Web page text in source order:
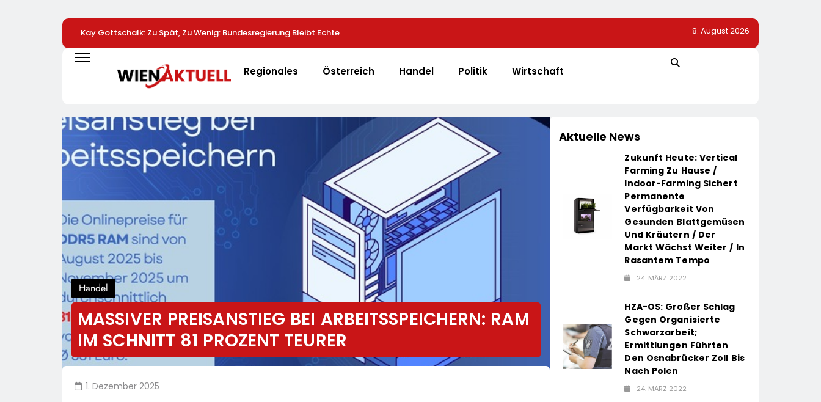
Kay Gottschalk: Zu Spät, Zu Wenig: Bundesregierung Bleibt Echte
Entlastung Schuldig
Automatisierte Pizzeria: Gustavo Gusto Bringt
„Gustavomat“ An Den Start
8. August 2026
Regionales Österreich Handel Politik Wirtschaft
Handel
MASSIVER PREISANSTIEG BEI ARBEITSSPEICHERN: RAM
IM SCHNITT 81 PROZENT TEURER
1. Dezember 2025
Aktuelle News
Zukunft Heute: Vertical
Farming Zu Hause /
Indoor-Farming Sichert
Permanente
Verfügbarkeit Von
Gesunden Blattgemüsen
Und Kräutern / Der
Markt Wächst Weiter / In
Rasantem Tempo
24. MÄRZ 2022
HZA-OS: Großer Schlag
Gegen Organisierte
Schwarzarbeit;
Ermittlungen Führten
Den Osnabrücker Zoll Bis
Nach Polen
24. MÄRZ 2022